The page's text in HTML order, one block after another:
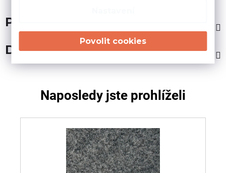
Popis
Diskuze
Naposledy jste prohlíželi